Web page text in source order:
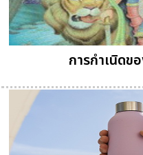
การกำเนิด